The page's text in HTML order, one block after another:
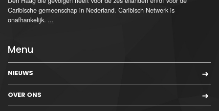
Caribische gemeenschap in Nederland. Caribisch Netwerk is
onafhankelijk. ...
Menu
NIEUWS
OVER ONS